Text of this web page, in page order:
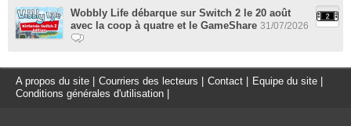
Wobbly Life débarque sur Switch 2 le 20 août
avec la coop à quatre et le GameShare 31/07/2026
A propos du site Courriers des lecteurs Contact Equipe du site
Conditions générales d'utilisation